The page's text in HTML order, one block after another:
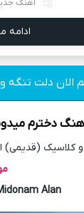
آهنگ
ادامه
الان دلت تنگه
دخترم
(قدیمی)
Alan